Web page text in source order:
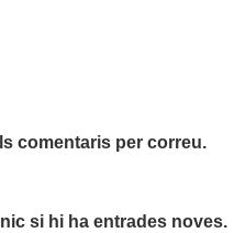
comentaris per correu.
si hi ha entrades noves.